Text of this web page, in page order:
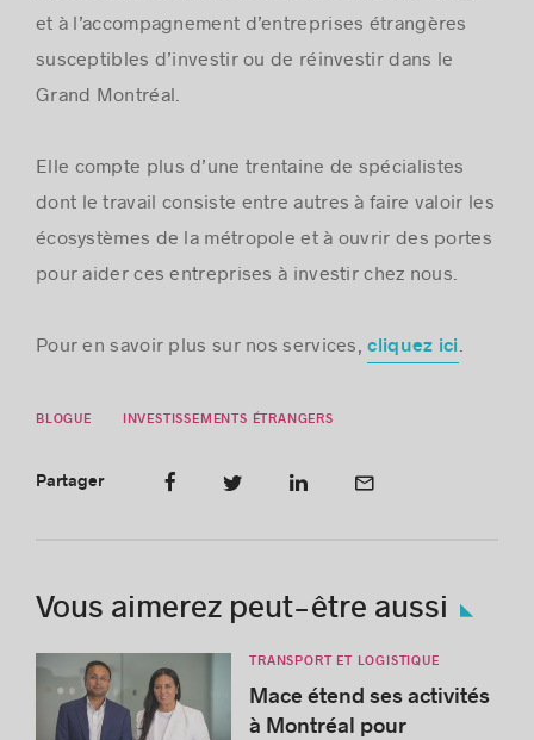
et à l’accompagnement d’entreprises étrangères
susceptibles d’investir ou de réinvestir dans le
Grand Montréal.
Elle compte plus d’une trentaine de spécialistes
dont le travail consiste entre autres à faire valoir les
écosystèmes de la métropole et à ouvrir des portes
pour aider ces entreprises à investir chez nous.
Pour en savoir plus sur nos services,cliquez ici
BLOGUE INVESTISSEMENTS ÉTRANGERS
Partager
Vous aimerez peut-être aussi
TRANSPORT ET LOGISTIQUE
Mace étend ses activités
à Montréal pour